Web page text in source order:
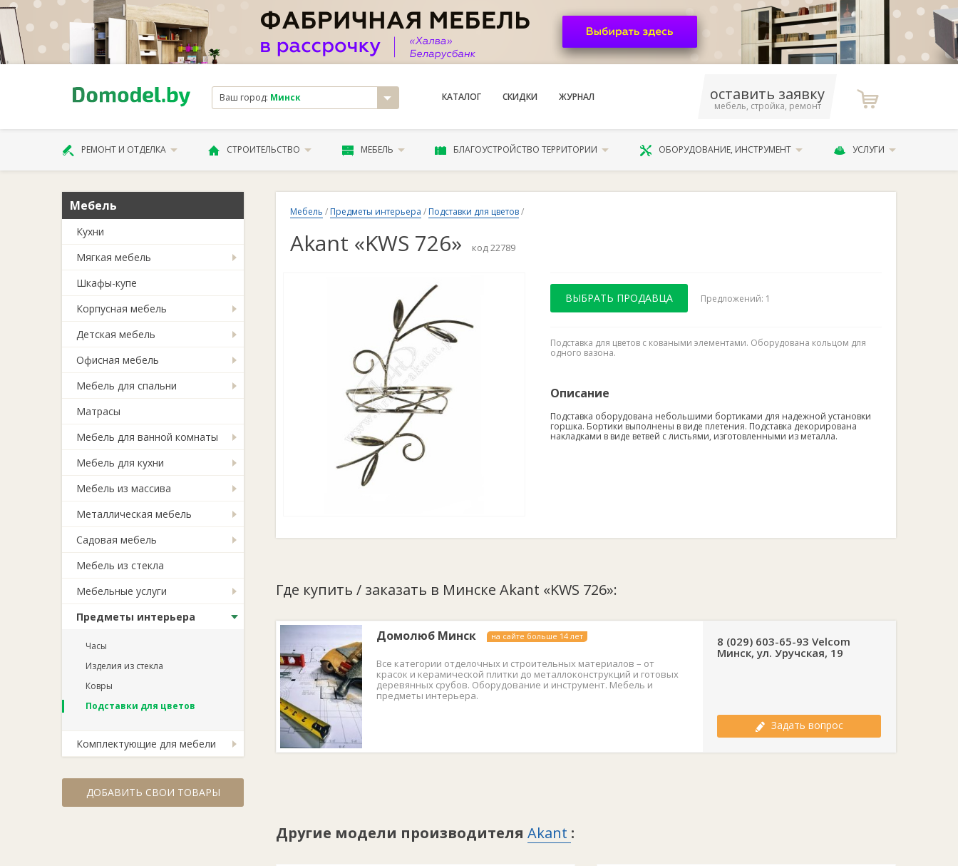
Ваш город: Минск КАТАЛОГ СКИДКИ ЖУРНАЛ оставить заявку
мебель, стройка, ремонт
РЕМОНТ И ОТДЕЛКА СТРОИТЕЛЬСТВО МЕБЕЛЬ БЛАГОУСТРОЙСТВО ТЕРРИТОРИИ ОБОРУДОВАНИЕ, ИНСТРУМЕНТ УСЛУГИ
Мебель
Кухни
Мягкая мебель
Шкафы-купе
Корпусная мебель
Детская мебель
Офисная мебель
Мебель для спальни
Матрасы
Мебель для ванной комнаты
Мебель для кухни
Мебель из массива
Металлическая мебель
Садовая мебель
Мебель из стекла
Мебельные услуги
Предметы интерьера
Часы
Изделия из стекла
Ковры
Подставки для цветов
Комплектующие для мебели
ДОБАВИТЬ СВОИ ТОВАРЫ
Мебель / Предметы интерьера / Подставки для цветов/
Akant «KWS 726» код 22789
ВЫБРАТЬ ПРОДАВЦА Предложений: 1
Подставка для цветов с коваными элементами. Оборудована кольцом для
одного вазона.
Описание
Подставка оборудована небольшими бортиками для надежной установки
горшка. Бортики выполнены в виде плетения. Подставка декорирована
накладками в виде ветвей с листьями, изготовленными из металла.
Где купить / заказать в Минске Akant «KWS 726»:
Домолюб Минск на сайте больше 14 лет
Все категории отделочных и строительных материалов – от
красок и керамической плитки до металлоконструкций и готовых
деревянных срубов. Оборудование и инструмент. Мебель и
предметы интерьера.
8 (029) 603-65-93 Velcom
Минск, ул. Уручская, 19
Задать вопрос
Другие модели производителя Akant :